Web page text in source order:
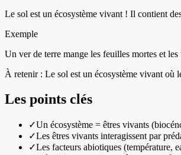
Le sol est un écosystème vivant ! Il contient
Exemple
Un ver de terre mange les feuilles mortes et
À retenir : Le sol est un écosystème vivant où
Les points clés
✓Un écosystème = êtres vivants
✓Les êtres vivants interagissent par
✓Les facteurs abiotiques (température,